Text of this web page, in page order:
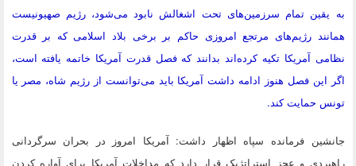
به یقین تمام سرزمین‌های تحت اشغالش نابود می‌شود، رژیم صهیونیست
همانند رژیم‌های مرتجع امروزی حاکم بر برخی بلاد اسلامی که بر قدرت
نظامی آمریکا تکیه کرده‌اند بدانند که فصل قدرت آمریکا خاتمه یافته است،
اگر این فصل هنوز ادامه داشت آمریکا باید می‌توانست از رژیم شاه، مصر یا
تونس حمایت کند.
جانشین فرمانده سپاه اظهار داشت: آمریکا امروز در بحران سرگردانی
راهبردی و عجز استراتژیک قرار دارد که مداخلات آمریکا برای آ‌واره کردن